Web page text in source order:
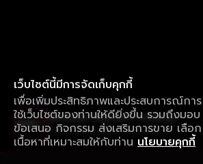
เว็บไซต์นี้มีการจัดเก็บคุกกี้
เพื่อเพิ่มประสิทธิภาพและประสบการณ์การ
ใช้เว็บไซต์ของท่านให้ดียิ่งขึ้น รวมถึงมอบ
ข้อเสนอ กิจกรรม ส่งเสริมการขาย เลือก
เนื้อหาที่เหมาะสมให้กับท่าน นโยบายคุกกี้
ใช้งานแอป ลื่นไหลกว่า ไม่มีสะดุด
ดาวน์โหลดแอปเพื่อการรับชมที่ดีกว่า